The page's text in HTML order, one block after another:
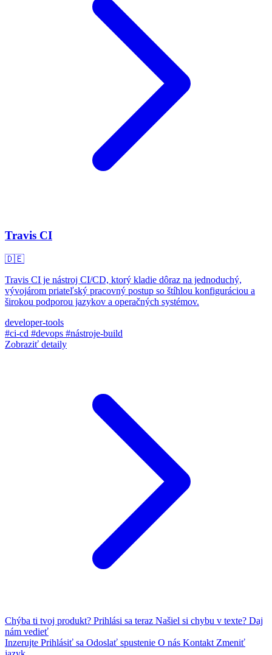
Travis CI
🇩🇪
Travis CI je nástroj CI/CD, ktorý kladie dôraz na jednoduchý,
vývojárom priateľský pracovný postup so štíhlou konfiguráciou a
širokou podporou jazykov a operačných systémov.
developer-tools
#ci-cd #devops #nástroje-build
Zobraziť detaily
Chýba ti tvoj produkt? Prihlási sa teraz Našiel si chybu v texte? Daj
nám vedieť
Inzerujte Prihlásiť sa Odoslať spustenie O nás Kontakt Zmeniť